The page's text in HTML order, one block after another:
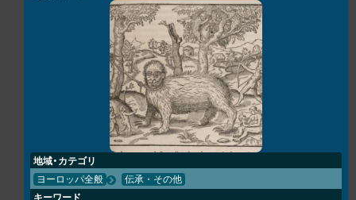
地域・カテゴリ
ヨーロッパ全般 伝承・その他
キーワード